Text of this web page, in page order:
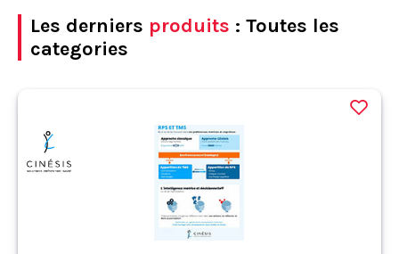
Les derniers produits : Toutes les
categories